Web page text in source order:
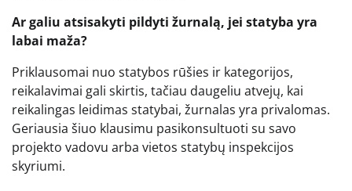
Ar galiu atsisakyti pildyti žurnalą, jei statyba yra
labai maža?
Priklausomai nuo statybos rūšies ir kategorijos,
reikalavimai gali skirtis, tačiau daugeliu atvejų, kai
reikalingas leidimas statybai, žurnalas yra privalomas.
Geriausia šiuo klausimu pasikonsultuoti su savo
projekto vadovu arba vietos statybų inspekcijos
skyriumi.